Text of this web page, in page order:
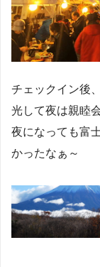
チェックイン後
光して夜は親睦
夜になっても富
かったなぁ～